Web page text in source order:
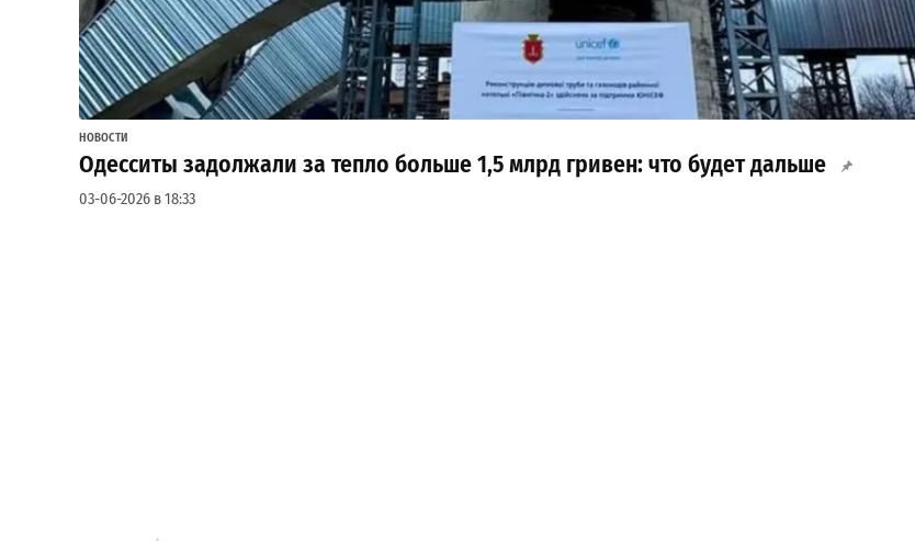
НОВОСТИ
Одесситы задолжали за тепло больше 1,5 млрд гривен: что будет дальше
03-06-2026 в 18:33